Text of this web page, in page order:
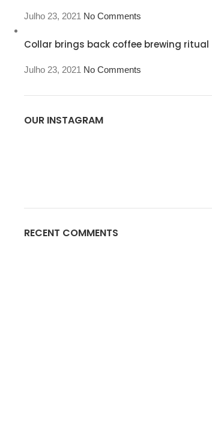
Julho 23, 2021 No Comments
Collar brings back coffee brewing ritual
Julho 23, 2021 No Comments
OUR INSTAGRAM
RECENT COMMENTS